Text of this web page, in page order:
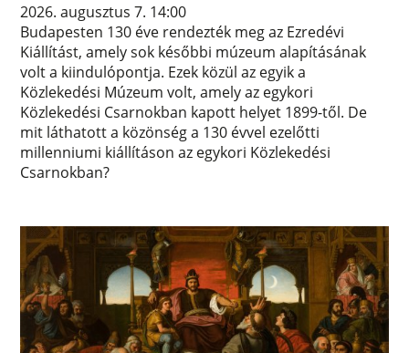
2026. augusztus 7. 14:00
Budapesten 130 éve rendezték meg az Ezredévi
Kiállítást, amely sok későbbi múzeum alapításának
volt a kiindulópontja. Ezek közül az egyik a
Közlekedési Múzeum volt, amely az egykori
Közlekedési Csarnokban kapott helyet 1899-től. De
mit láthatott a közönség a 130 évvel ezelőtti
millenniumi kiállításon az egykori Közlekedési
Csarnokban?